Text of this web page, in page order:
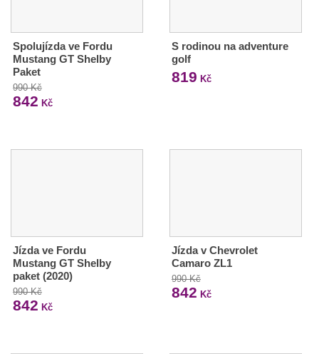
Spolujízda ve Fordu
Mustang GT Shelby
Paket
990 Kč
842 Kč
S rodinou na adventure
golf
819 Kč
Jízda ve Fordu
Mustang GT Shelby
paket (2020)
990 Kč
842 Kč
Jízda v Chevrolet
Camaro ZL1
990 Kč
842 Kč